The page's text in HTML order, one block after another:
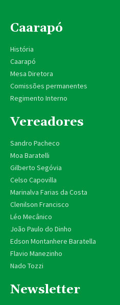
Caarapó
História
Caarapó
Mesa Diretora
Comissões permanentes
Regimento Interno
Vereadores
Sandro Pacheco
Moa Baratelli
Gilberto Segóvia
Celso Capovilla
Marinalva Farias da Costa
Clenilson Francisco
Léo Mecânico
João Paulo do Dinho
Edson Montanhere Baratella
Flavio Manezinho
Nado Tozzi
Newsletter